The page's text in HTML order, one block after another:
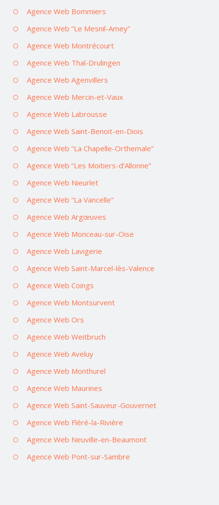
Agence Web Bommiers
Agence Web “Le Mesnil-Amey”
Agence Web Montrécourt
Agence Web Thal-Drulingen
Agence Web Agenvillers
Agence Web Mercin-et-Vaux
Agence Web Labrousse
Agence Web Saint-Benoit-en-Diois
Agence Web “La Chapelle-Orthemale”
Agence Web “Les Moitiers-d’Allonne”
Agence Web Nieurlet
Agence Web “La Vancelle”
Agence Web Argœuves
Agence Web Monceau-sur-Oise
Agence Web Lavigerie
Agence Web Saint-Marcel-lès-Valence
Agence Web Coings
Agence Web Montsurvent
Agence Web Ors
Agence Web Weitbruch
Agence Web Aveluy
Agence Web Monthurel
Agence Web Maurines
Agence Web Saint-Sauveur-Gouvernet
Agence Web Fléré-la-Rivière
Agence Web Neuville-en-Beaumont
Agence Web Pont-sur-Sambre